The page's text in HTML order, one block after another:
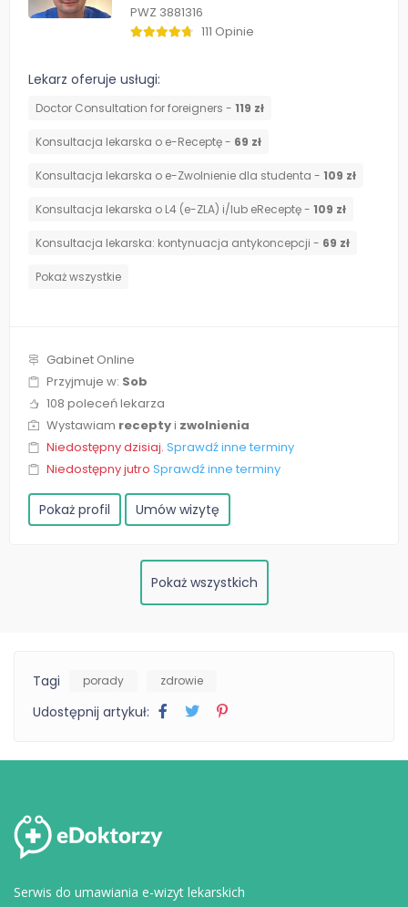
PWZ 3881316
111 Opinie
Lekarz oferuje usługi:
Doctor Consultation for foreigners - 119 zł
Konsultacja lekarska o e-Receptę - 69 zł
Konsultacja lekarska o e-Zwolnienie dla studenta - 109 zł
Konsultacja lekarska o L4 (e-ZLA) i/lub eReceptę - 109 zł
⁠Konsultacja lekarska: kontynuacja antykoncepcji - 69 zł
Pokaż wszystkie
Gabinet Online
Przyjmuje w: Sob
108 poleceń lekarza
Wystawiam receptyi zwolnienia
Niedostępny dzisiaj. Sprawdź inne terminy
Niedostępny jutro Sprawdź inne terminy
Pokaż profil Umów wizytę
Pokaż wszystkich
Tagi porady zdrowie
Udostępnij artykuł:
Serwis do umawiania e-wizyt lekarskich